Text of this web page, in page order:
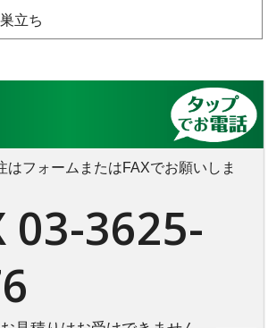
立ち
はフォームまたはFAXでお願いしま
03-3625-